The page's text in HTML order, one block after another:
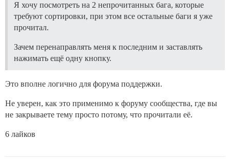
Я хочу посмотреть на 2 непрочитанных бага, которые
требуют сортировки, при этом все остальные баги я уже
прочитал.
Зачем перенаправлять меня к последним и заставлять
нажимать ещё одну кнопку.
Это вполне логично для форума поддержки.
Не уверен, как это применимо к форуму сообщества, где вы
не закрываете тему просто потому, что прочитали её.
6 лайков